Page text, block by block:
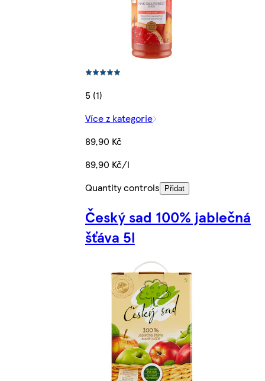
5 (1)
Více z kategorie
89,90 Kč
89,90 Kč/l
Quantity controls
Přidat
Český sad 100% jablečná
šťáva 5l